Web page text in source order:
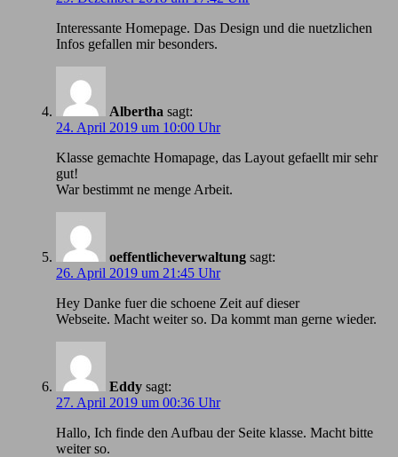
Іnteressante Homepage. Das Design und die nuetzlichen
Infos gefallen mir besonders.
Albertha sagt:
24. April 2019 um 10:00 Uhr
Klasse gemachte Homapage, das Layout gefaellt mir sehr
gut!
War bestimmt ne menge Arbeit.
oeffentlicheverwaltung sagt:
26. April 2019 um 21:45 Uhr
Hey Danke fuer die schoene Zeit auf dieser
Webseite. Macht weiter so. Da kommt man gerne wieder.
Eddy sagt:
27. April 2019 um 00:36 Uhr
Hallo, Ich finde den Aufbau der Seite klasse. Macht bitte
weiter so.